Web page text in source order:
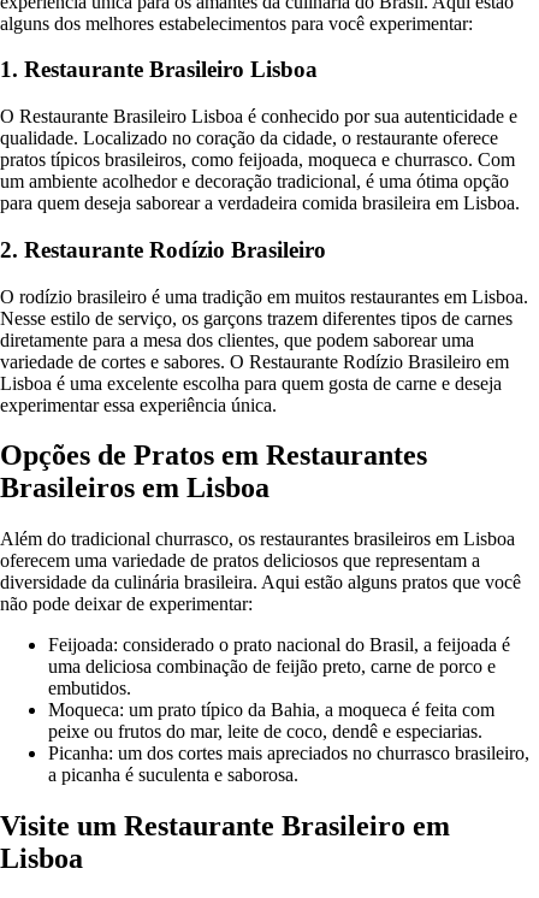
alguns dos melhores estabelecimentos para você experimentar:
1. Restaurante Brasileiro Lisboa
O Restaurante Brasileiro Lisboa é conhecido por sua autenticidade e
qualidade. Localizado no coração da cidade, o restaurante oferece
pratos típicos brasileiros, como feijoada, moqueca e churrasco. Com
um ambiente acolhedor e decoração tradicional, é uma ótima opção
para quem deseja saborear a verdadeira comida brasileira em Lisboa.
2. Restaurante Rodízio Brasileiro
O rodízio brasileiro é uma tradição em muitos restaurantes em Lisboa.
Nesse estilo de serviço, os garçons trazem diferentes tipos de carnes
diretamente para a mesa dos clientes, que podem saborear uma
variedade de cortes e sabores. O Restaurante Rodízio Brasileiro em
Lisboa é uma excelente escolha para quem gosta de carne e deseja
experimentar essa experiência única.
Opções de Pratos em Restaurantes
Brasileiros em Lisboa
Além do tradicional churrasco, os restaurantes brasileiros em Lisboa
oferecem uma variedade de pratos deliciosos que representam a
diversidade da culinária brasileira. Aqui estão alguns pratos que você
não pode deixar de experimentar:
Feijoada: considerado o prato nacional do Brasil, a feijoada é
uma deliciosa combinação de feijão preto, carne de porco e
embutidos.
Moqueca: um prato típico da Bahia, a moqueca é feita com
peixe ou frutos do mar, leite de coco, dendê e especiarias.
Picanha: um dos cortes mais apreciados no churrasco brasileiro,
a picanha é suculenta e saborosa.
Visite um Restaurante Brasileiro em
Lisboa